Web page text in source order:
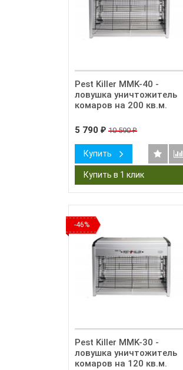
Pest Killer MMK-40 -
ловушка уничтожитель
комаров на 200 кв.м.
5 790 ₽ 10 590₽
Купить
-46%
Pest Killer MMK-30 -
ловушка уничтожитель
комаров на 120 кв.м.